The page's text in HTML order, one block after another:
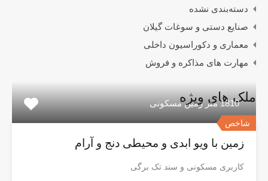
دسته‌بندی نشده
صنایع دستی و سوغات گیلان
معماری و دکوراسیون داخلی
مهارت های مذاکره و فروش
ملک های ویژه
شاخص
1810 متر زمین مسکونی
زمین با ویو ابدی و محیطی دنج و آرام
کاربری مسکونی و سند تک برگی